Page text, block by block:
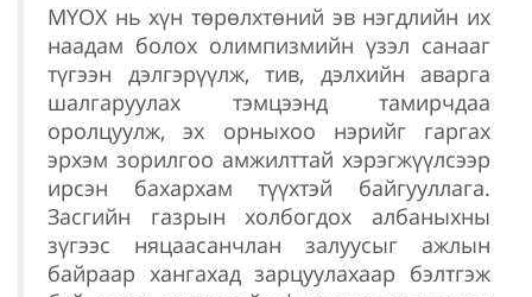
МҮОХ нь хүн төрөлхтөний эв нэгдлийн их
наадам болох олимпизмийн үзэл санааг
түгээн дэлгэрүүлж, тив, дэлхийн аварга
шалгаруулах тэмцээнд тамирчдаа
оролцуулж, эх орныхоо нэрийг гаргах
эрхэм зорилгоо амжилттай хэрэгжүүлсээр
ирсэн бахархам түүхтэй байгууллага.
Засгийн газрын холбогдох албаныхны
зүгээс няцаасанчлан залуусыг ажлын
байраар хангахад зарцуулахаар бэлтгэж